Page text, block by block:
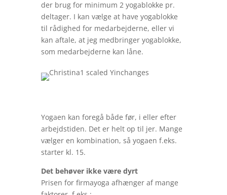
der brug for minimum 2 yogablokke pr.
deltager. I kan vælge at have yogablokke
til rådighed for medarbejderne, eller vi
kan aftale, at jeg medbringer yogablokke,
som medarbejderne kan låne.
Yogaen kan foregå både før, i eller efter
arbejdstiden. Det er helt op til jer. Mange
vælger en kombination, så yogaen f.eks.
starter kl. 15.
Det behøver ikke være dyrt
Prisen for firmayoga afhænger af mange